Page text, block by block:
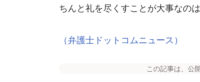
ちんと礼を尽くすことが大事なの
（弁護士ドットコムニュース）
この記事は、公